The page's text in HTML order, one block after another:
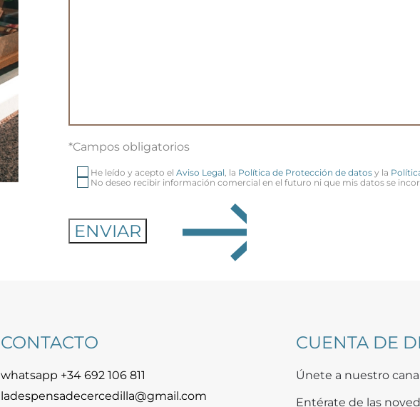
*Campos obligatorios
He leído y acepto el Aviso Legal , la Política de Protección de datos y la
No deseo recibir información comercial en el futuro ni que mis datos se
CONTACTO
whatsapp +34 692 106 811
ladespensadecercedilla@gmail.com
CUENTA DE
Únete a nuestro
Entérate de las